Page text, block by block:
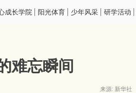
成长学院 阳光体育 少年风采 研学活动
难忘瞬间
来源: 新华社